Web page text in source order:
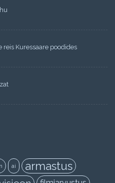
reis Kuressaare poodides
ai armastus